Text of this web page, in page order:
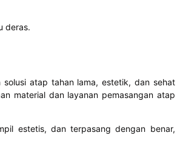
deras.
solusi atap tahan lama, estetik, dan sehat
material dan layanan pemasangan atap
estetis, dan terpasang dengan benar,